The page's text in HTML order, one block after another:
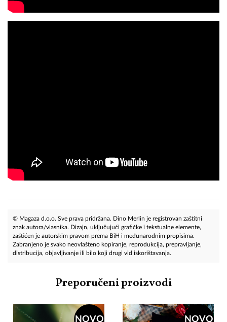
© Magaza d.o.o. Sve prava pridržana. Dino Merlin je registrovan zaštitni
znak autora/vlasnika. Dizajn, uključujući grafičke i tekstualne elemente,
zaštićen je autorskim pravom prema BiH i međunarodnim propisima.
Zabranjeno je svako neovlašteno kopiranje, reprodukcija, prepravljanje,
distribucija, objavljivanje ili bilo koji drugi vid iskorištavanja.
Preporučeni proizvodi
NOVO NOVO